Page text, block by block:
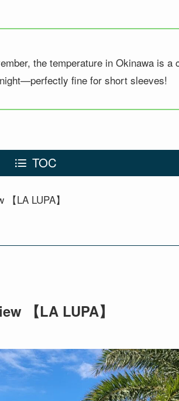
the temperature in Okinawa is a
fine for short sleeves!
TOC
LA LUPA】
【LA LUPA】